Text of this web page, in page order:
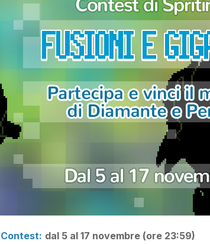
dal 5 al 17 novembre (ore 23:59)